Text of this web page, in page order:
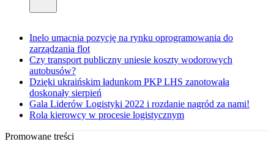
Inelo umacnia pozycję na rynku oprogramowania do
zarządzania flot
Czy transport publiczny uniesie koszty wodorowych
autobusów?
Dzięki ukraińskim ładunkom PKP LHS zanotowała
doskonały sierpień
Gala Liderów Logistyki 2022 i rozdanie nagród za nami!
Rola kierowcy w procesie logistycznym
Promowane treści